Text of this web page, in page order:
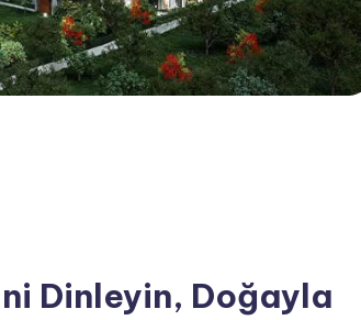
Dinleyin, Doğayla